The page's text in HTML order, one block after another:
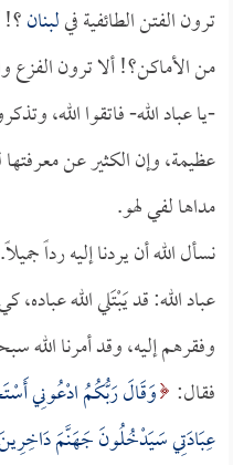
ترون الفتن الطائفية فيلبنان؟!
من الأماكن؟! ألا ترون الفزع
-يا عباد الله- فاتقوا الله،
عظيمة، وإن الكثير عن
مداها لفي لهو.
نسأل الله أن يردنا إليه رداً جميلاً.
عباد الله: قد يَبْتَلي الله
وفقرهم إليه، وقد أمرنا الله
فقال: وَقَالَ رَبُّكُمُ ادْعُونِي
عِبَادَتِي سَيَدْخُلُونَ جَهَنَّمَ